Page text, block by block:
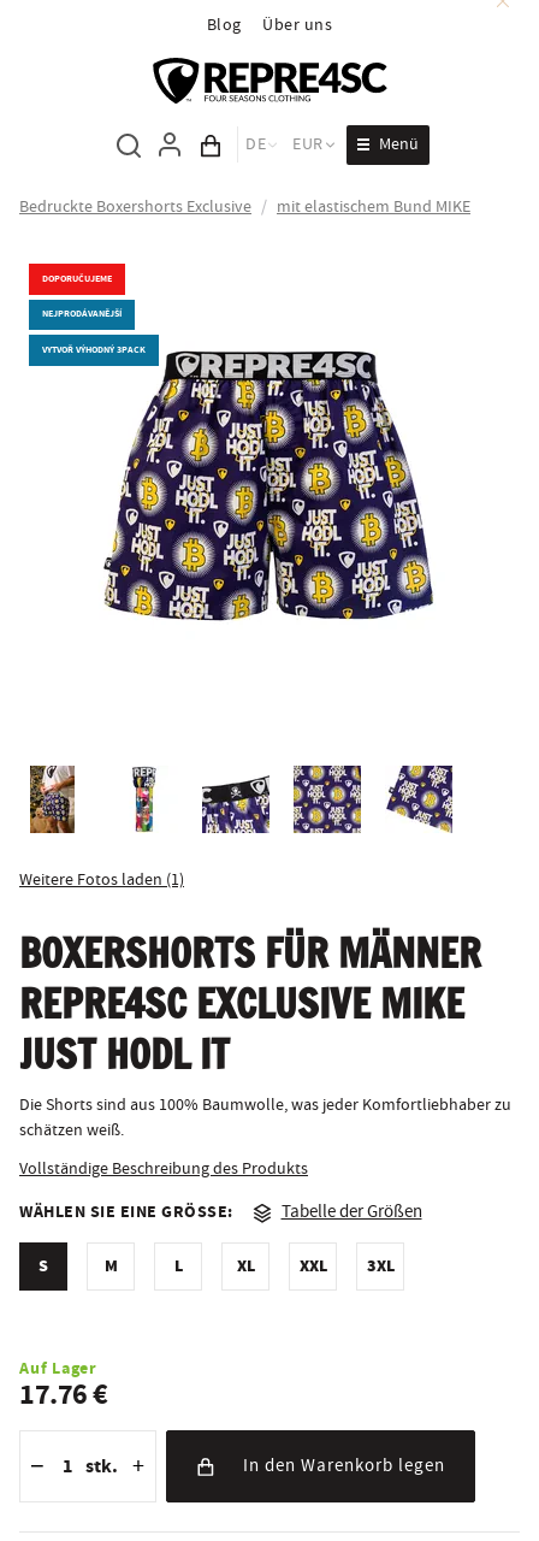
Blog Über uns
Inhalt des Wagens
DE EUR Menü
Bedruckte Boxershorts Exclusive / mit elastischem Bund MIKE
DOPORUČUJEME
NEJPRODÁVANĚJŠÍ
VYTVOŘ VÝHODNÝ 3PACK
Weitere Fotos laden (1)
BOXERSHORTS FÜR MÄNNER
REPRE4SC EXCLUSIVE MIKE
JUST HODL IT
Die Shorts sind aus 100% Baumwolle, was jeder Komfortliebhaber zu
schätzen weiß.
Vollständige Beschreibung des Produkts
WÄHLEN SIE EINE GRÖSSE: Tabelle der Größen
S M L XL XXL 3XL
Auf Lager
17.76 €
− stk. + In den Warenkorb legen